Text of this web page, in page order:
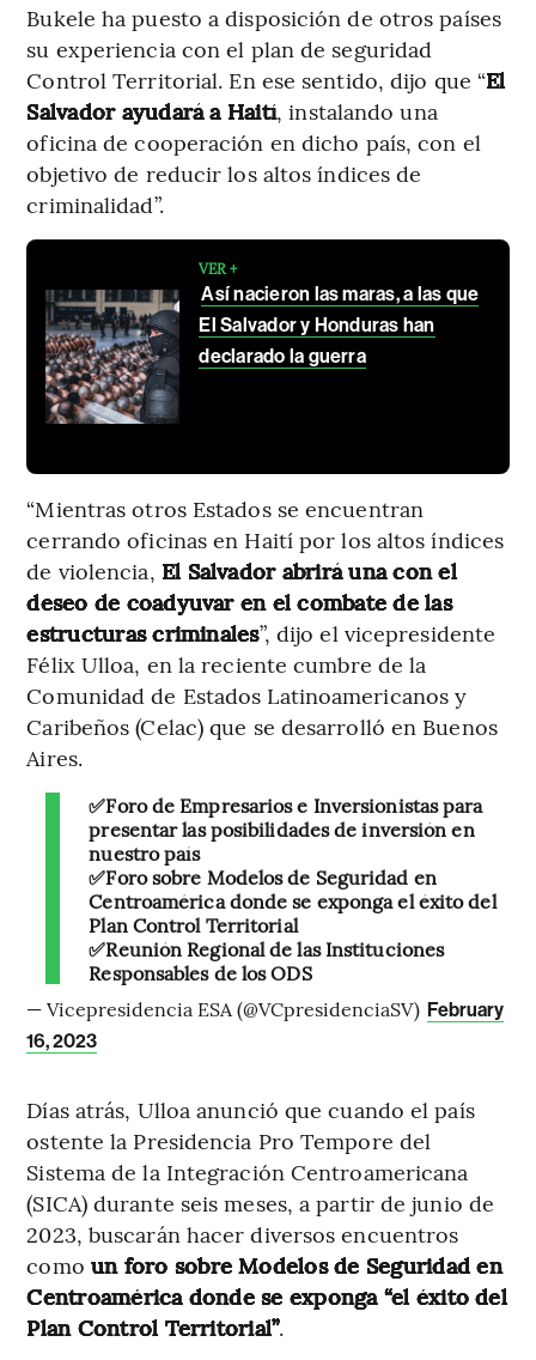
Bukele ha puesto a disposición de otros países
su experiencia con el plan de seguridad
Control Territorial. En ese sentido, dijo que “El
Salvador ayudará a Haití, instalando una
oficina de cooperación en dicho país, con el
objetivo de reducir los altos índices de
criminalidad”.
VER +
Así nacieron las maras, a las que
El Salvador y Honduras han
declarado la guerra
“Mientras otros Estados se encuentran
cerrando oficinas en Haití por los altos índices
de violencia, El Salvador abrirá una con el
deseo de coadyuvar en el combate de las
estructuras criminales”, dijo el vicepresidente
Félix Ulloa, en la reciente cumbre de la
Comunidad de Estados Latinoamericanos y
Caribeños (Celac) que se desarrolló en Buenos
Aires.
✅Foro de Empresarios e Inversionistas para
presentar las posibilidades de inversión en
nuestro país
✅Foro sobre Modelos de Seguridad en
Centroamérica donde se exponga el éxito del
Plan Control Territorial
✅Reunión Regional de las Instituciones
Responsables de los ODS
— Vicepresidencia ESA (@VCpresidenciaSV) February
16, 2023
Días atrás, Ulloa anunció que cuando el país
ostente la Presidencia Pro Tempore del
Sistema de la Integración Centroamericana
(SICA) durante seis meses, a partir de junio de
2023, buscarán hacer diversos encuentros
como un foro sobre Modelos de Seguridad en
Centroamérica donde se exponga “el éxito del
Plan Control Territorial”.